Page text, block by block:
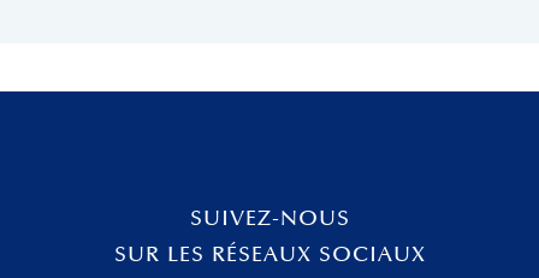
SUIVEZ-NOUS
SUR LES RÉSEAUX SOCIAUX